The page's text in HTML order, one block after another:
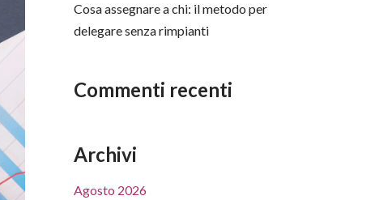
Cosa assegnare a chi: il metodo per
delegare senza rimpianti
Commenti recenti
Archivi
Agosto 2026